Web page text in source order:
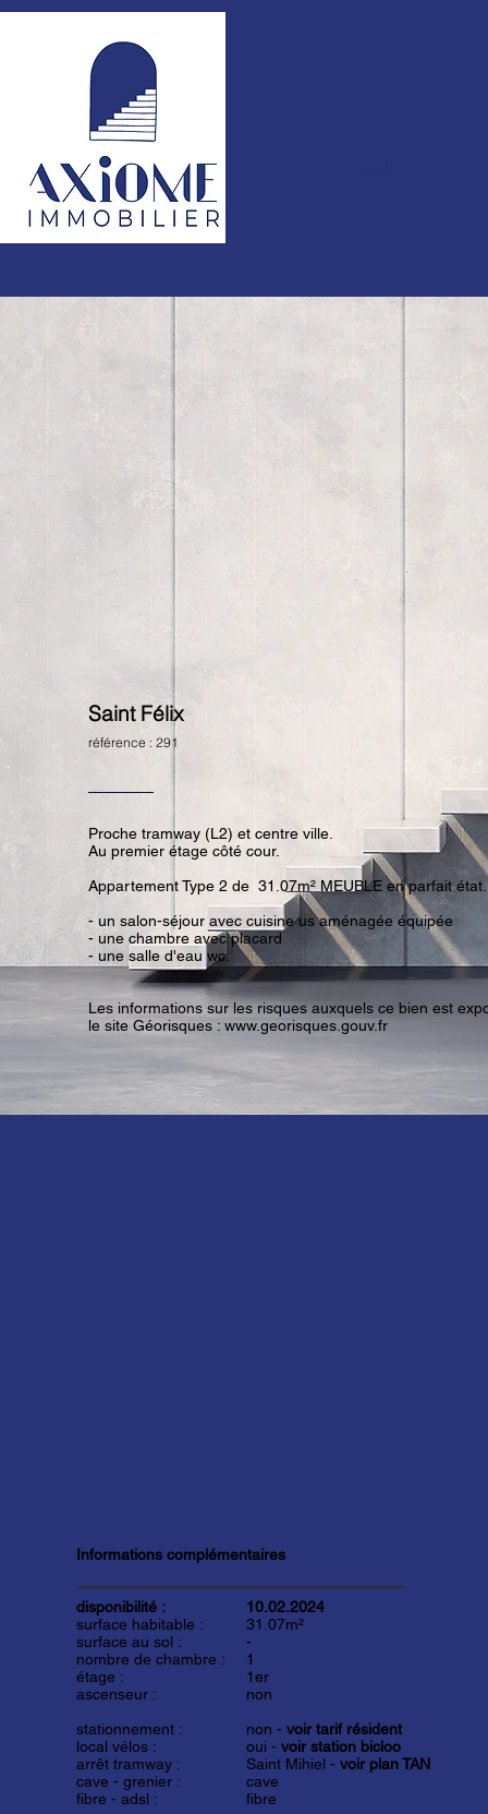
Saint Félix
référence : 291
Proche tramway (L2) et centre ville.
Au premier étage côté cour.
Appartement Type 2 de 31.07m² MEUBLE en parfait état.
- un salon-séjour avec cuisine us aménagée équipée
- une chambre avec placard
- une salle d'eau wc.
Les informations sur les risques auxquels ce bien est
le site Géorisques : www.georisques.gouv.fr
Informations complémentaires
disponibilité :
surface habitable :
surface au sol :
nombre de chambre :
étage :
ascenseur :
stationnement :
local vélos :
arrêt tramway :
cave - grenier :
fibre - adsl :
10.02.2024
31.07m²
-
1
1er
non
non - voir tarif résident
oui - voir station bicloo
Saint Mihiel - voir plan TAN
cave
fibre